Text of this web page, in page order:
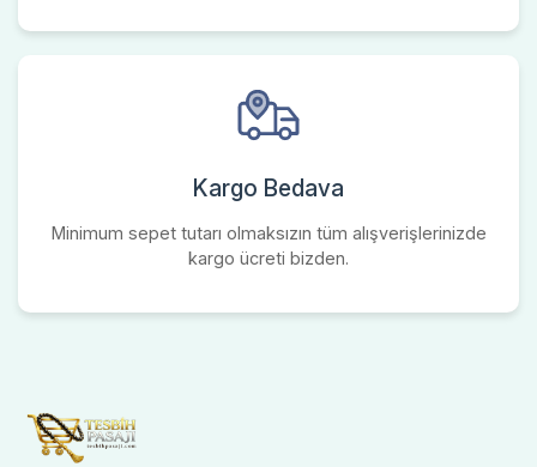
Kargo Bedava
Minimum sepet tutarı olmaksızın tüm alışverişlerinizde
kargo ücreti bizden.